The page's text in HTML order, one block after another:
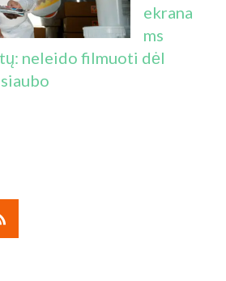
ekrana
ms
neleido filmuoti dėl
siaubo